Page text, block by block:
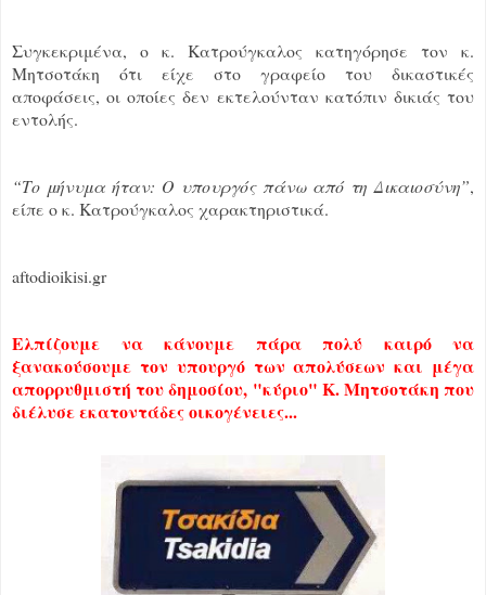
Συγκεκριμένα, ο κ. Κατρούγκαλος κατηγόρησε τον κ.
Μητσοτάκη ότι είχε στο γραφείο του δικαστικές
αποφάσεις, οι οποίες δεν εκτελούνταν κατόπιν δικιάς του
εντολής.
“Το μήνυμα ήταν: Ο υπουργός πάνω από τη Δικαιοσύνη”,
είπε ο κ. Κατρούγκαλος χαρακτηριστικά.
aftodioikisi.gr
Ελπίζουμε να κάνουμε πάρα πολύ καιρό να
ξανακούσουμε τον υπουργό των απολύσεων και μέγα
απορρυθμιστή του δημοσίου, "κύριο" Κ. Μητσοτάκη που
διέλυσε εκατοντάδες οικογένειες...